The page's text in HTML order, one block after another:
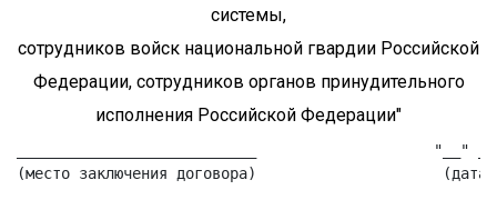
системы,
сотрудников войск национальной гвардии Российской
Федерации, сотрудников органов принудительного
исполнения Российской Федерации"
___________________________                    "__"
(место заключения договора)                     (дата